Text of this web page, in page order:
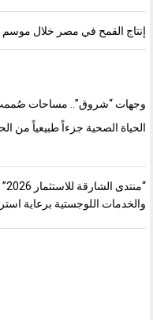
إنتاج القمح في مصر خلال موسم 2026، يتجاوز 10 ملايين طن
وجهات “شروق”.. مساحات صُممت
الحياة الصحية جزءاً طبيعياً من
والخدمات اللوجستية برعاية